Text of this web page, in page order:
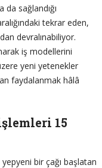
da sağlandığı
tekrar eden,
devralınabiliyor.
iş modellerini
yeni yetenekler
faydalanmak hâlâ
15
bir çağı başlatan